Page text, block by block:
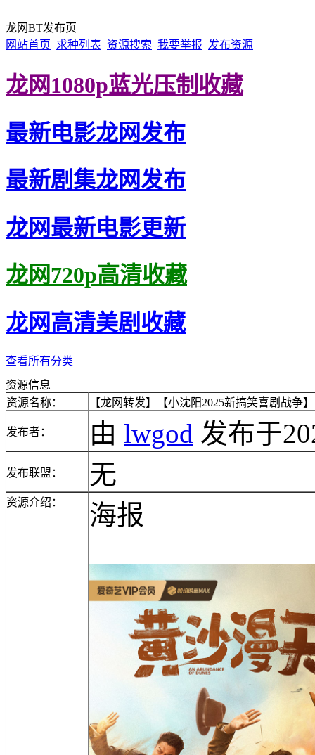
龙网BT发布页
网站首页 求种列表 资源搜索 我要举报 发布资源
龙网1080p蓝光压制收藏
最新电影龙网发布
最新剧集龙网发布
龙网最新电影更新
龙网720p高清收藏
龙网高清美剧收藏
查看所有分类
资源信息
资源名称：
【龙网转发】【小沈阳2025新搞笑喜剧战争
发布者： 由 lwgod 发布于
发布联盟： 无
资源介绍： 海报